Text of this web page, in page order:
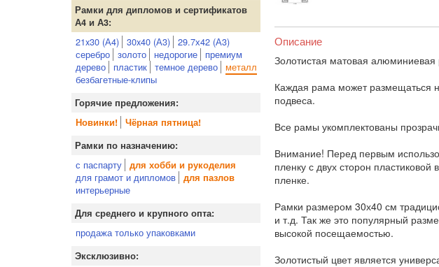
Рамки для дипломов и сертификатов
А4 и А3:
21x30 (А4) 30x40 (А3) 29.7х42 (А3)
серебро золото недорогие
премиум
дерево
пластик темное дерево металл
безбагетные-клипы
Горячие предложения:
Новинки!
Чёрная пятница!
Рамки по назначению:
с паспарту для хобби и рукоделия
для грамот и дипломов для пазлов
интерьерные
Для среднего и крупного опта:
продажа только упаковками
Эксклюзивно:
Описание
Золотистая матовая
Каждая рама может размещаться
подвеса.
Все рамы укомплектованы
Внимание! Перед первым
пленку с двух сторон
пленке.
Рамки размером 30х40 см
и т.д. Так же это популярный
высокой посещаемостью.
Золотистый цвет является